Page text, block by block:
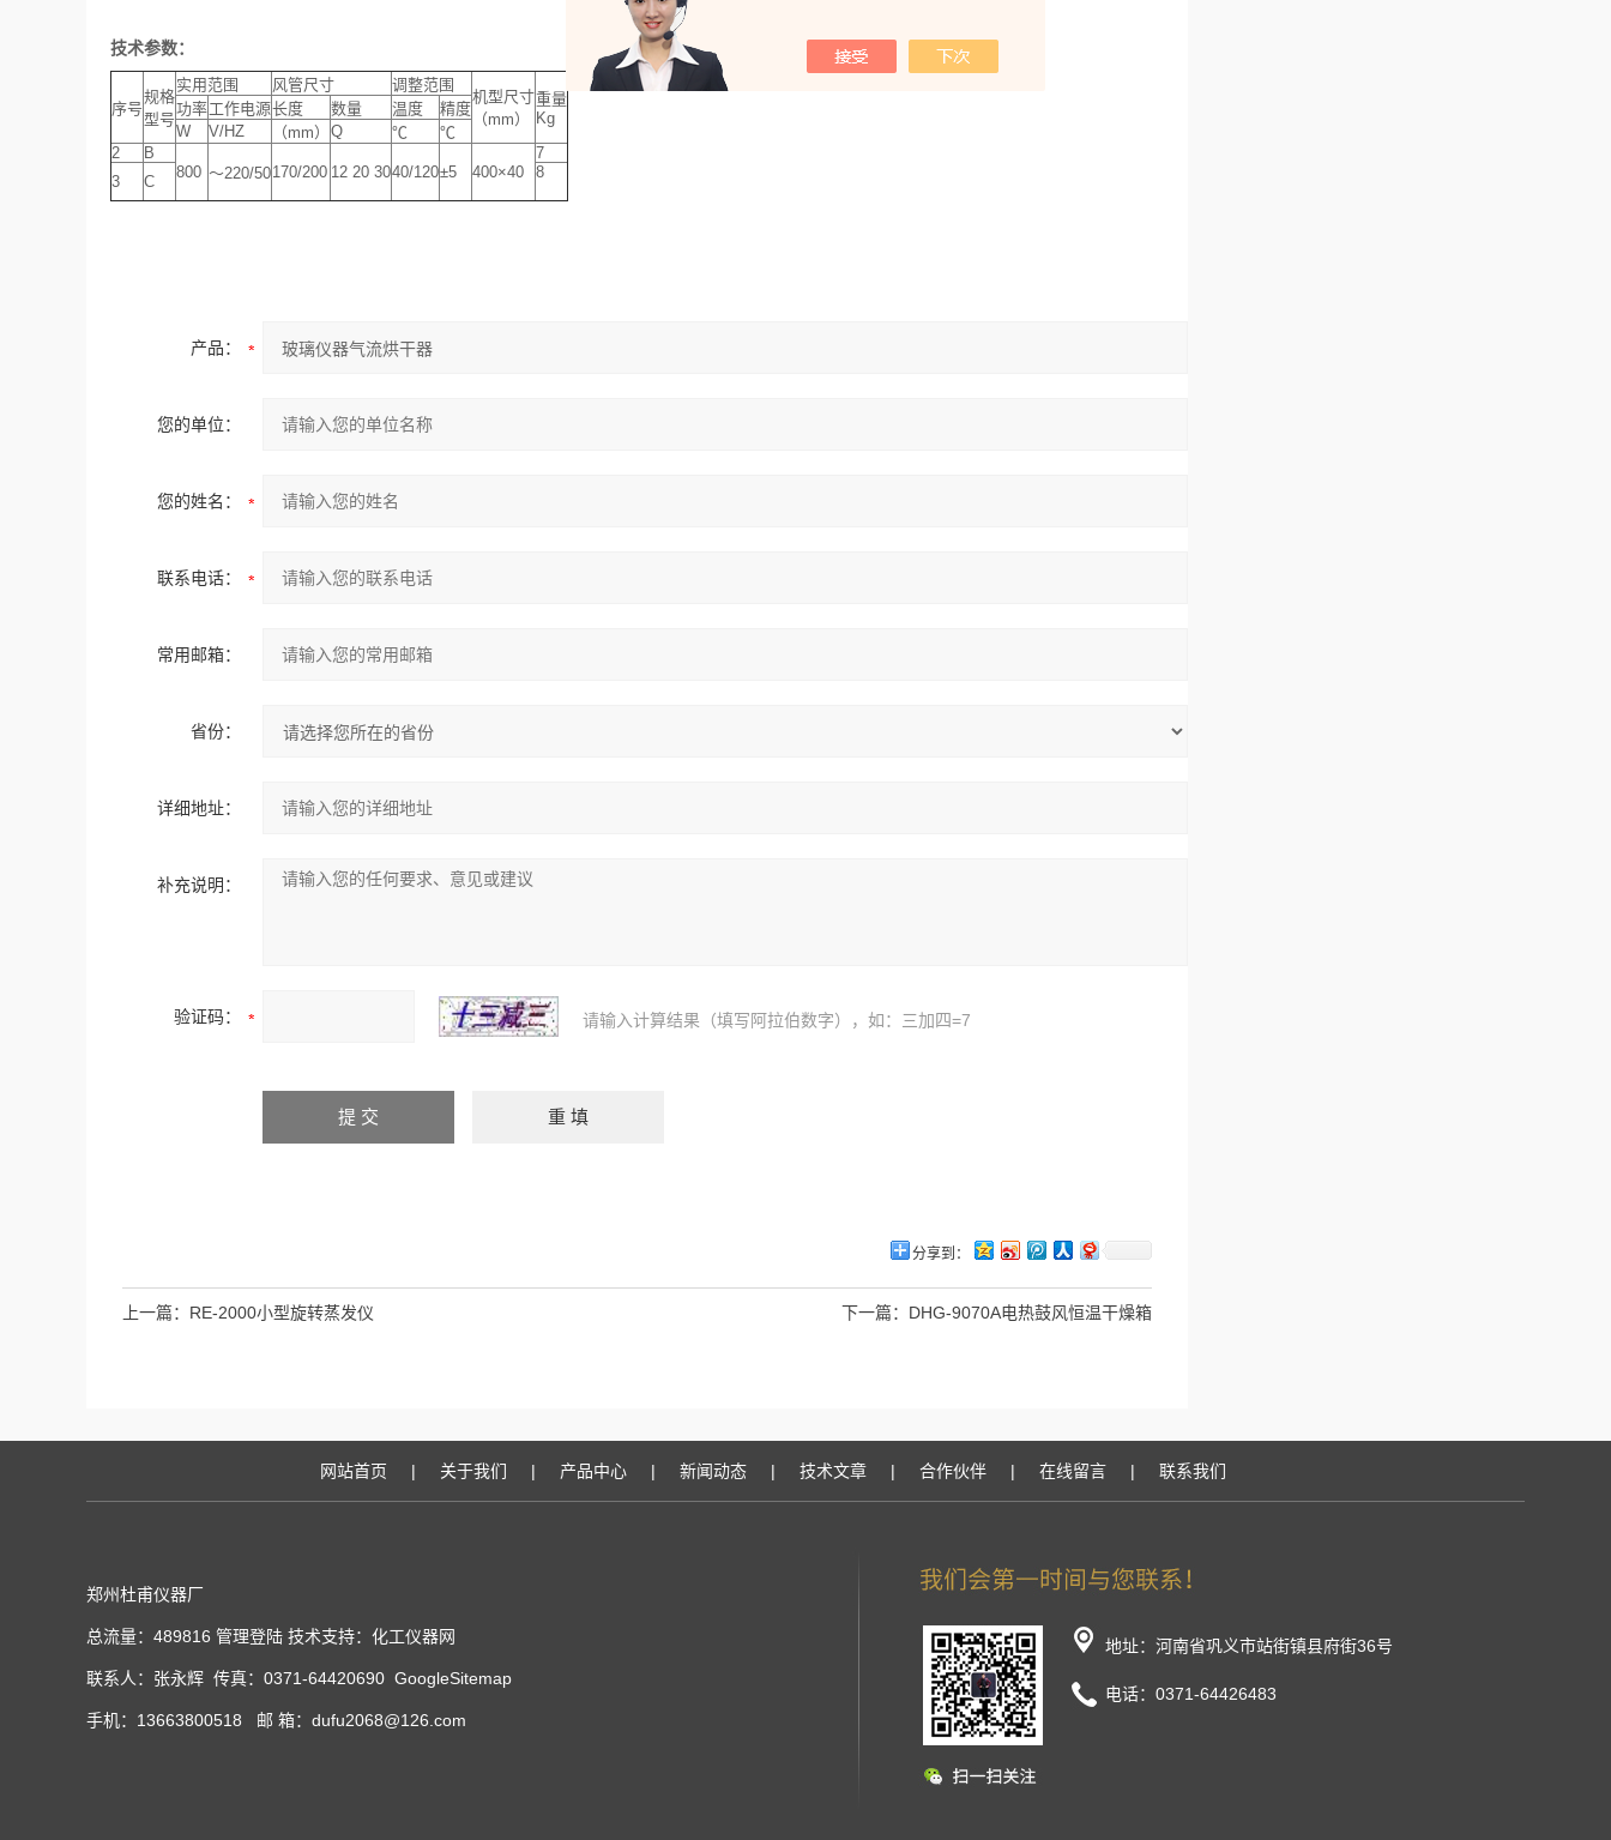
技术参数：
序号
规格
型号
实用范围 风管尺寸 调整范围
机型尺寸
（mm）
重量
Kg
功率工作电源长度 数量 温度
精度
W
V/HZ （mm） Q ℃
℃
2
B
800 ～220/50170/200 12 20 3040/120±5 400×40
7
3
C
8
产品：
您的单位：
您的姓名：
联系电话：
常用邮箱：
省份：
详细地址：
补充说明：
验证码： 请输入计算结果（填写阿拉伯数字），如：三加四=7
分享到：
上一篇： RE-2000小型旋转蒸发仪 下一篇： DHG-9070A电热鼓风恒温干燥箱
网站首页 | 关于我们 | 产品中心 | 新闻动态 | 技术文章 | 合作伙伴 | 在线留言 | 联系我们
郑州杜甫仪器厂
总流量：489816 管理登陆 技术支持： 化工仪器网
联系人：张永辉 传真：0371-64420690 GoogleSitemap
手机：13663800518 邮 箱：dufu2068@126.com
地址：河南省巩义市站街镇县府街36号
电话：0371-64426483